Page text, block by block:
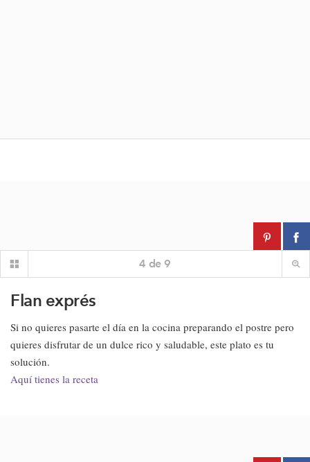
4 de 9
Flan exprés
Si no quieres pasarte el día en la cocina preparando el postre pero
quieres disfrutar de un dulce rico y saludable, este plato es tu
solución.
Aquí tienes la receta